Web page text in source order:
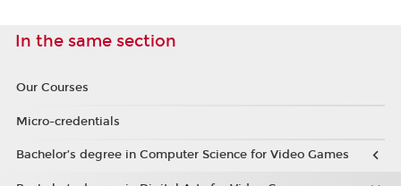
In the same section
Our Courses
Micro-credentials
Bachelor’s degree in Computer Science for Video Games